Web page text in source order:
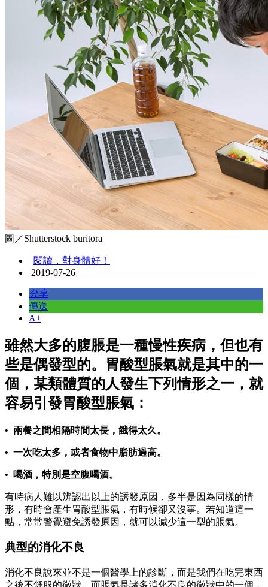
圖／Shutterstock buritora
閱讀，對身體好！
2019-07-26
分享
傳送
A+
雖然大多的腹脹是一種慢性疾病，但也有
些是偶發型的。胃酸型脹氣就是其中的一
個，某類體質的人發生下列情形之一，就
容易引發胃酸型脹氣：
• 兩餐之間相隔時間太長，餓得太久。
• 一次吃太多，或者食物中脂肪過高。
• 喝酒，特別是空腹喝酒。
有時病人難以辨認出以上的誘發原因，多半是因為同樣的情
形，有時會產生胃酸型脹氣，有時候卻又沒事。若知道這一
點，常常警覺避免誘發原因，就可以減少這一型的脹氣。
典型的消化不良
消化不良說來並不是一個醫學上的診斷，而是我們在吃完東西